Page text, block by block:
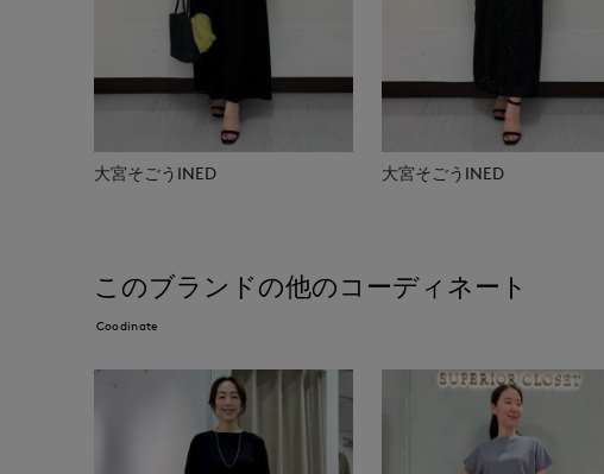
大宮そごうINED 大宮そごうINED
このブランドの他のコーディネート
Coodinate